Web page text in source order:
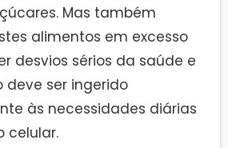
Mas também
alimentos em excesso
desvios sérios da saúde e
ser ingerido
às necessidades diárias
celular.